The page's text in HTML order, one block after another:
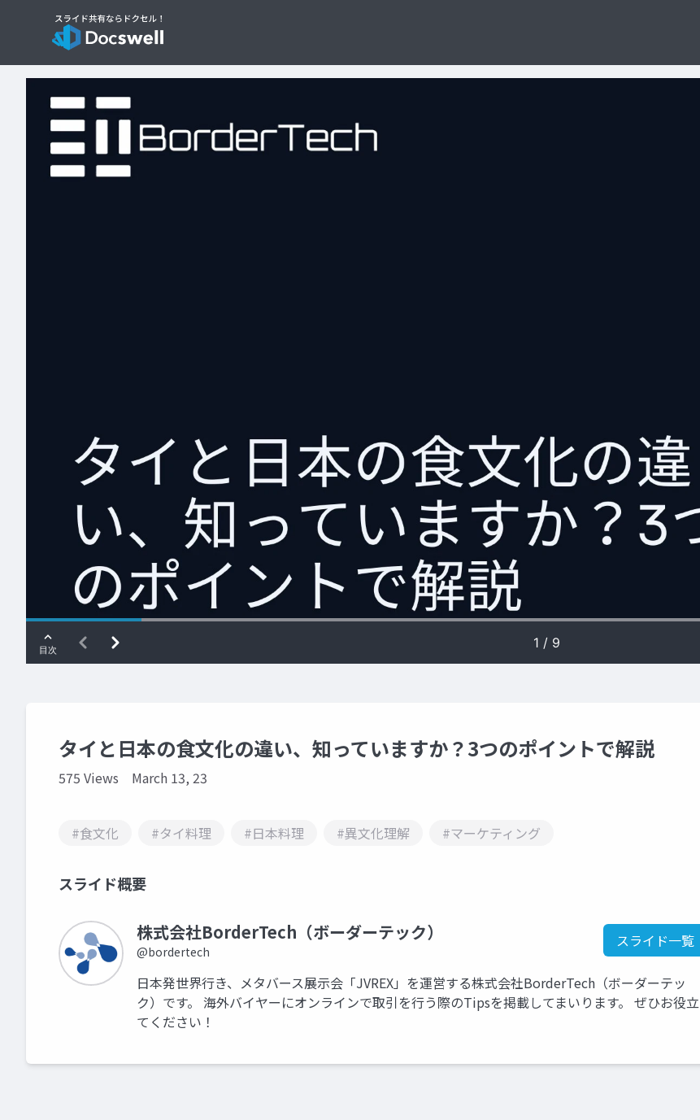
タイと日本の食文化の違い、知っていますか？3つのポイントで解説
575 Views March 13, 23
#食文化 #タイ料理 #日本料理 #異文化理解 #マーケティング
スライド概要
株式会社BorderTech（ボーダーテック）
@bordertech
スライド一覧
日本発世界行き、メタバース展示会「JVREX」を運営する株式会社BorderTech（ボーダーテッ
ク）です。 海外バイヤーにオンラインで取引を行う際のTipsを掲載してまいります。 ぜひお役立
てください！